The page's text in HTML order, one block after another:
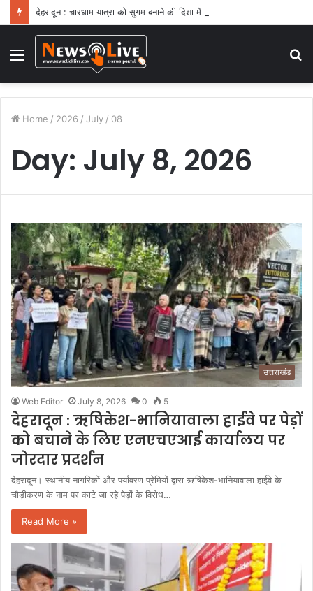
देहरादून : चारधाम यात्रा को सुगम बनाने की दिशा में बड़ा कदम
Menu
Home / 2026 / July / 08
Day: July 8, 2026
उत्तराखंड
Web Editor July 8, 2026 0 5
देहरादून : ​ऋषिकेश-भानियावाला हाईवे पर पेड़ों
को बचाने के लिए एनएचएआई कार्यालय पर
जोरदार प्रदर्शन
​देहरादून। स्थानीय नागरिकों और पर्यावरण प्रेमियों द्वारा ऋषिकेश-भानियावाला हाईवे के
चौड़ीकरण के नाम पर काटे जा रहे पेड़ों के विरोध…
Read More »